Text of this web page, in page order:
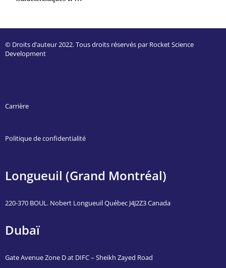
© Droits d’auteur 2022. Tous droits réservés par Rocket Science
Development
Carrière
Politique de confidentialité
Longueuil (Grand Montréal)
220-370 BOUL. Nobert Longueuil Québec J4J2Z3 Canada
Dubaï
Gate Avenue Zone D at DIFC – Sheikh Zayed Road